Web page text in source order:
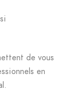
de vous
en